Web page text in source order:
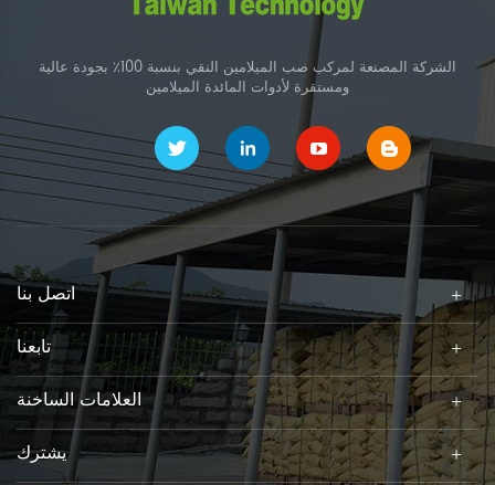
الشركة المصنعة لمركب صب الميلامين النقي بنسبة 100٪ بجودة عالية
ومستقرة لأدوات المائدة الميلامين
اتصل بنا
تابعنا
العلامات الساخنة
يشترك